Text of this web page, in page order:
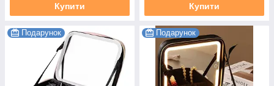
Купити Купити
Подарунок Подарунок